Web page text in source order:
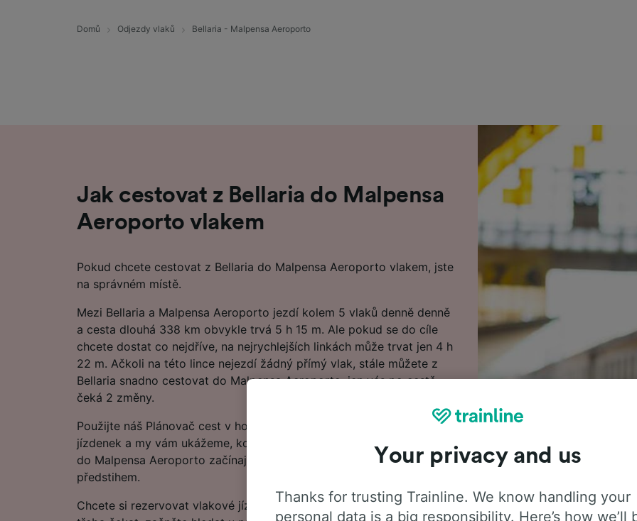
Domů Odjezdy vlaků Bellaria - Malpensa Aeroporto
Jak cestovat z Bellaria do Malpensa
Aeroporto vlakem
Pokud chcete cestovat z Bellaria do Malpensa Aeroporto vlakem, jste
na správném místě.
Mezi Bellaria a Malpensa Aeroporto jezdí kolem 5 vlaků denně denně
a cesta dlouhá 338 km obvykle trvá 5 h 15 m. Ale pokud se do cíle
chcete dostat co nejdříve, na nejrychlejších linkách může trvat jen 4 h
22 m. Ačkoli na této lince nejezdí žádný přímý vlak, stále můžete z
Bellaria snadno cestovat do Malpensa Aeroporto, jen vás po cestě
čeká 2 změny.
Použijte náš Plánovač cest v horní části stránky k vyhledání levných
jízdenek a my vám ukážeme, kolik můžete ušetřit. Jízdenky z Bellaria
do Malpensa Aeroporto začínají na 42.40 €, pokud si je rezervujete s
předstihem.
Chcete si rezervovat vlakové jízdenky do Malpensa Aeroporto? Není
Your privacy and us
Thanks for trusting Trainline. We know handling your
personal data is a big responsibility. Here’s how we’ll